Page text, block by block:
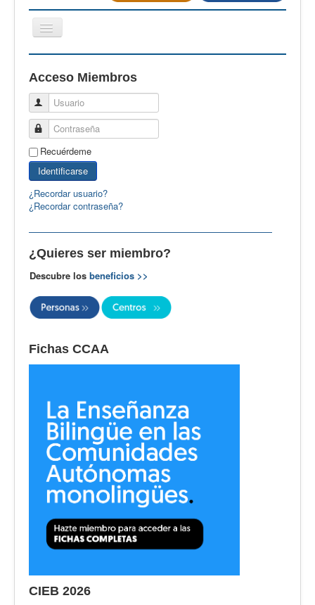
Cambiar
navegación
CertAcleB
Profesores Visitantes
Calidad
Artículos
Recursos
Observatorio EB
CIEB
Contacto
Acceso Miembros
Usuario
Contraseña
Recuérdeme
Identificarse
¿Recordar usuario?
¿Recordar contraseña?
¿Quieres ser miembro?
Descubre los beneficios >>
Fichas CCAA
CIEB 2026